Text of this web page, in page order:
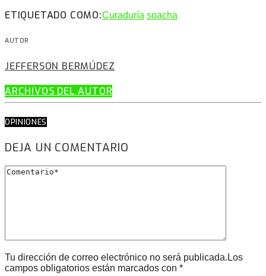
ETIQUETADO COMO:Curaduría soacha
AUTOR
JEFFERSON BERMÚDEZ
ARCHIVOS DEL AUTOR
OPINIONES
DEJA UN COMENTARIO
Tu dirección de correo electrónico no será publicada.Los
campos obligatorios están marcados con *